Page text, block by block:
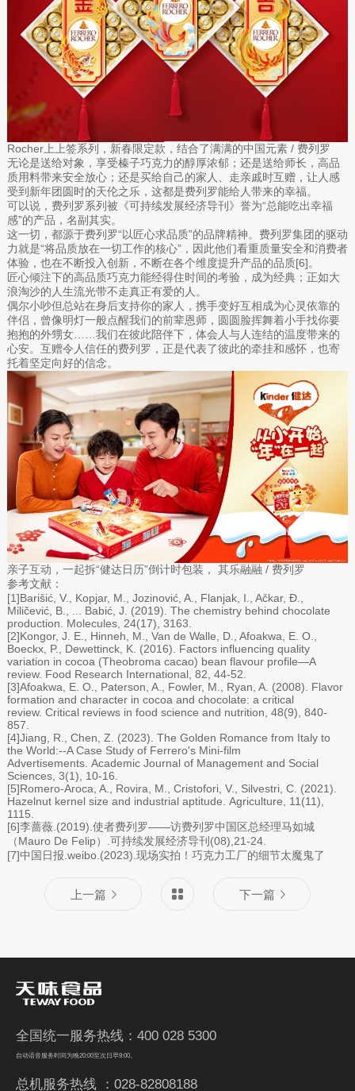
Rocher上上签系列，新春限定款，结合了满满的中国元素 / 费列罗
无论是送给对象，享受榛子巧克力的醇厚浓郁；还是送给师长，高品
质用料带来安全放心；还是买给自己的家人、走亲戚时互赠，让人感
受到新年团圆时的天伦之乐，这都是费列罗能给人带来的幸福。
可以说，费列罗系列被《可持续发展经济导刊》誉为“总能吃出幸福
感”的产品，名副其实。
这一切，都源于费列罗“以匠心求品质”的品牌精神。费列罗集团的驱动
力就是“将品质放在一切工作的核心”，因此他们看重质量安全和消费者
体验，也在不断投入创新，不断在各个维度提升产品的品质[6]。
匠心倾注下的高品质巧克力能经得住时间的考验，成为经典；正如大
浪淘沙的人生流光带不走真正有爱的人。
偶尔小吵但总站在身后支持你的家人，携手变好互相成为心灵依靠的
伴侣，曾像明灯一般点醒我们的前辈恩师，圆圆脸挥舞着小手找你要
抱抱的外甥女……我们在彼此陪伴下，体会人与人连结的温度带来的
心安。互赠令人信任的费列罗，正是代表了彼此的牵挂和感怀，也寄
托着坚定向好的信念。
亲子互动，一起拆“健达日历”倒计时包装， 其乐融融 / 费列罗
参考文献：
[1]Barišić, V., Kopjar, M., Jozinović, A., Flanjak, I., Ačkar, Đ.,
Miličević, B., ... Babić, J. (2019). The chemistry behind chocolate
production. Molecules, 24(17), 3163.
[2]Kongor, J. E., Hinneh, M., Van de Walle, D., Afoakwa, E. O.,
Boeckx, P., Dewettinck, K. (2016). Factors influencing quality
variation in cocoa (Theobroma cacao) bean flavour profile—A
review. Food Research International, 82, 44-52.
[3]Afoakwa, E. O., Paterson, A., Fowler, M., Ryan, A. (2008). Flavor
formation and character in cocoa and chocolate: a critical
review. Critical reviews in food science and nutrition, 48(9), 840-
857.
[4]Jiang, R., Chen, Z. (2023). The Golden Romance from Italy to
the World:--A Case Study of Ferrero's Mini-film
Advertisements. Academic Journal of Management and Social
Sciences, 3(1), 10-16.
[5]Romero-Aroca, A., Rovira, M., Cristofori, V., Silvestri, C. (2021).
Hazelnut kernel size and industrial aptitude. Agriculture, 11(11),
1115.
[6]李蔷薇.(2019).使者费列罗——访费列罗中国区总经理马如城
（Mauro De Felip）.可持续发展经济导刊(08),21-24.
[7]中国日报.weibo.(2023).现场实拍！巧克力工厂的细节太魔鬼了
上一篇 下一篇
全国统一服务热线：400 028 5300
自动语音服务时间为晚20:00至次日早9:00。
总机服务热线 ：028-82808188